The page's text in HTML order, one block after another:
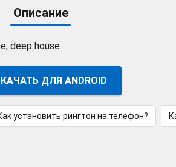
Описание
deep house
ДЛЯ ANDROID
установить рингтон на телефон?